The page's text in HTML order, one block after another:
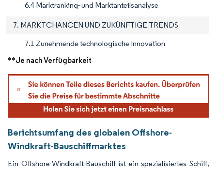
6.4 Marktranking- und Marktanteilsanalyse
7. MARKTCHANCEN UND ZUKÜNFTIGE TRENDS
7.1 Zunehmende technologische Innovation
**Je nach Verfügbarkeit
Berichtsumfang des globalen Offshore-
Windkraft-Bauschiffmarktes
Ein Offshore-Windkraft-Bauschiff ist ein spezialisiertes Schiff,